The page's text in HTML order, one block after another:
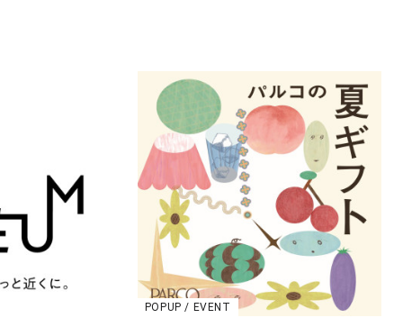
POPUP / EVENT